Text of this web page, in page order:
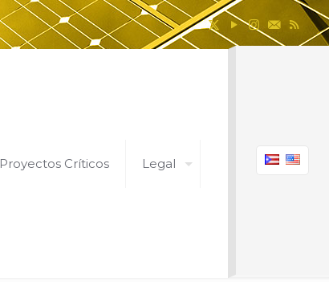
Proyectos Críticos Legal